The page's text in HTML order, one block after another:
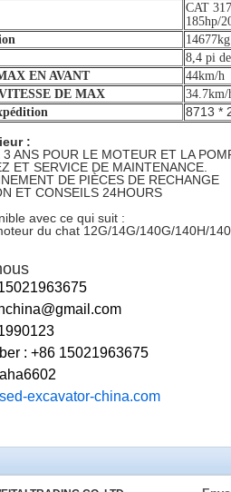
CAT
185hp/
14677kg
8,4 pi
EN AVANT
44km/h
DE MAX
34.7km/
8713 *
:
ANS POUR LE MOTEUR ET LA
ET SERVICE DE MAINTENANCE.
DE PIÈCES DE RECHANGE
ET CONSEILS 24HOURS
avec ce qui suit :
du chat 12G/14G/140G/140H/
: +86 15021963675
excavator-china.com